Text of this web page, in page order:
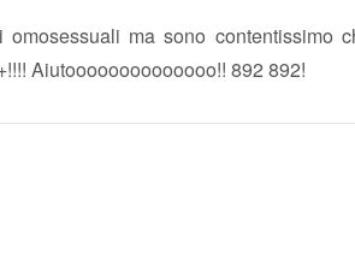
ma sono contentissimo
Aiutoooooooooooooo!! 892 892!